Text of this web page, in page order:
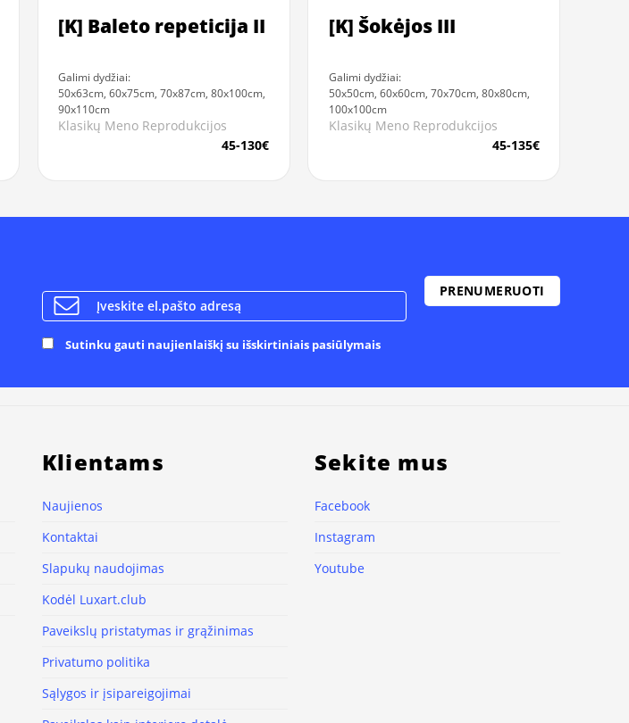
[K] Baleto repeticija II
Galimi dydžiai:
50x63cm, 60x75cm, 70x87cm, 80x100cm,
90x110cm
Klasikų Meno Reprodukcijos
45-130€
[K] Šokėjos III
Galimi dydžiai:
50x50cm, 60x60cm, 70x70cm, 80x80cm,
100x100cm
Klasikų Meno Reprodukcijos
45-135€
Sutinku gauti naujienlaiškį su išskirtiniais pasiūlymais
Klientams
Naujienos
Kontaktai
Slapukų naudojimas
Kodėl Luxart.club
Paveikslų pristatymas ir grąžinimas
Privatumo politika
Sąlygos ir įsipareigojimai
Sekite mus
Facebook
Instagram
Youtube